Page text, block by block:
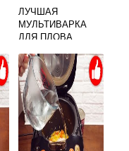
ЛУЧШАЯ
МУЛЬТИВАРКА
ДЛЯ ПЛОВА